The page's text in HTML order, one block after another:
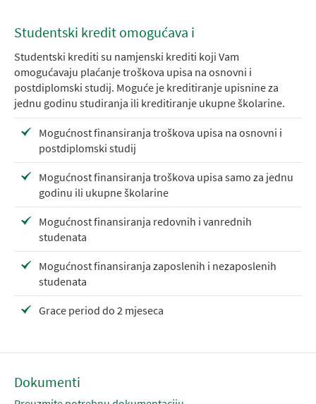
Studentski kredit omogućava i
Studentski krediti su namjenski krediti koji Vam
omogućavaju plaćanje troškova upisa na osnovni i
postdiplomski studij. Moguće je kreditiranje upisnine za
jednu godinu studiranja ili kreditiranje ukupne školarine.
Mogućnost finansiranja troškova upisa na osnovni i
postdiplomski studij
Mogućnost finansiranja troškova upisa samo za jednu
godinu ili ukupne školarine
Mogućnost finansiranja redovnih i vanrednih
studenata
Mogućnost finansiranja zaposlenih i nezaposlenih
studenata
Grace period do 2 mjeseca
Dokumenti